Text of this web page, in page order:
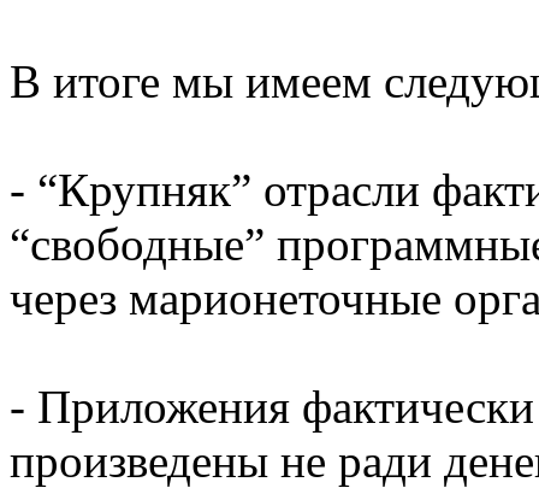
В итоге мы имеем
- “Крупняк” отрасли
“свободные”
через марионеточные
- Приложения
произведены не ради